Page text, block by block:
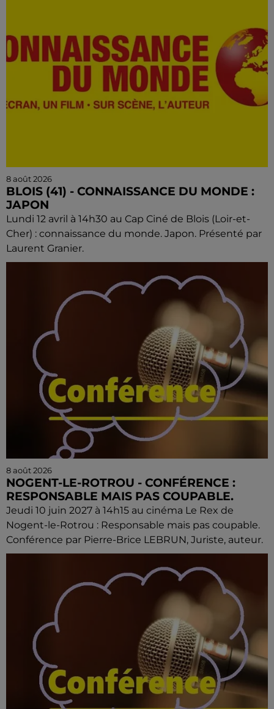
8 août 2026
BLOIS (41) - CONNAISSANCE DU MONDE :
JAPON
Lundi 12 avril à 14h30 au Cap Ciné de Blois (Loir-et-
Cher) : connaissance du monde. Japon. Présenté par
Laurent Granier.
8 août 2026
NOGENT-LE-ROTROU - CONFÉRENCE :
RESPONSABLE MAIS PAS COUPABLE.
Jeudi 10 juin 2027 à 14h15 au cinéma Le Rex de
Nogent-le-Rotrou : Responsable mais pas coupable.
Conférence par Pierre-Brice LEBRUN, Juriste, auteur.